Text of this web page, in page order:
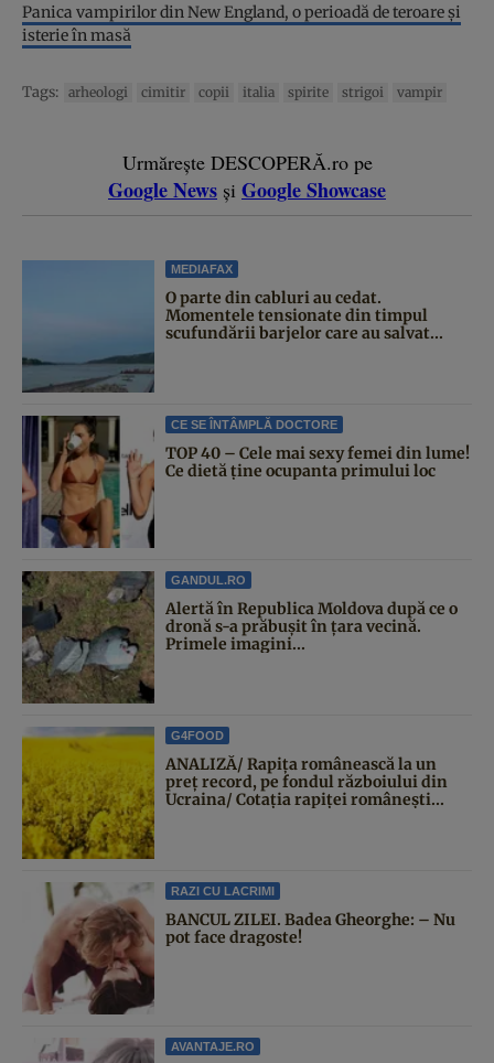
Panica vampirilor din New England, o perioadă de teroare și
isterie în masă
Tags: arheologi cimitir copii italia spirite strigoi vampir
Urmărește DESCOPERĂ.ro pe
Google News și Google Showcase
MEDIAFAX
O parte din cabluri au cedat.
Momentele tensionate din timpul
scufundării barjelor care au salvat...
CE SE ÎNTÂMPLĂ DOCTORE
TOP 40 – Cele mai sexy femei din lume!
Ce dietă ține ocupanta primului loc
GANDUL.RO
Alertă în Republica Moldova după ce o
dronă s-a prăbușit în țara vecină.
Primele imagini...
G4FOOD
ANALIZĂ/ Rapița românească la un
preț record, pe fondul războiului din
Ucraina/ Cotația rapiței românești...
RAZI CU LACRIMI
BANCUL ZILEI. Badea Gheorghe: – Nu
pot face dragoste!
AVANTAJE.RO